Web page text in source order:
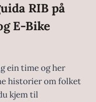
RIB på
E-Bike
ein time og her
historier om folket
kjem til